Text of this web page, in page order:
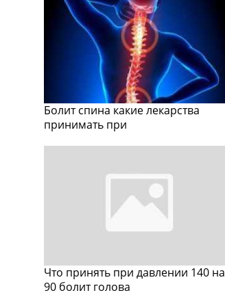
Болит спина какие лекарства
принимать при
Что принять при давлении 140 на
90 болит голова